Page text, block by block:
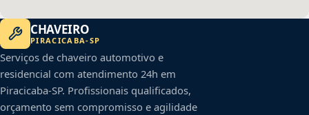
CHAVEIRO
PIRACICABA-SP
Serviços de chaveiro automotivo e
residencial com atendimento 24h em
Piracicaba-SP. Profissionais qualificados,
orçamento sem compromisso e agilidade